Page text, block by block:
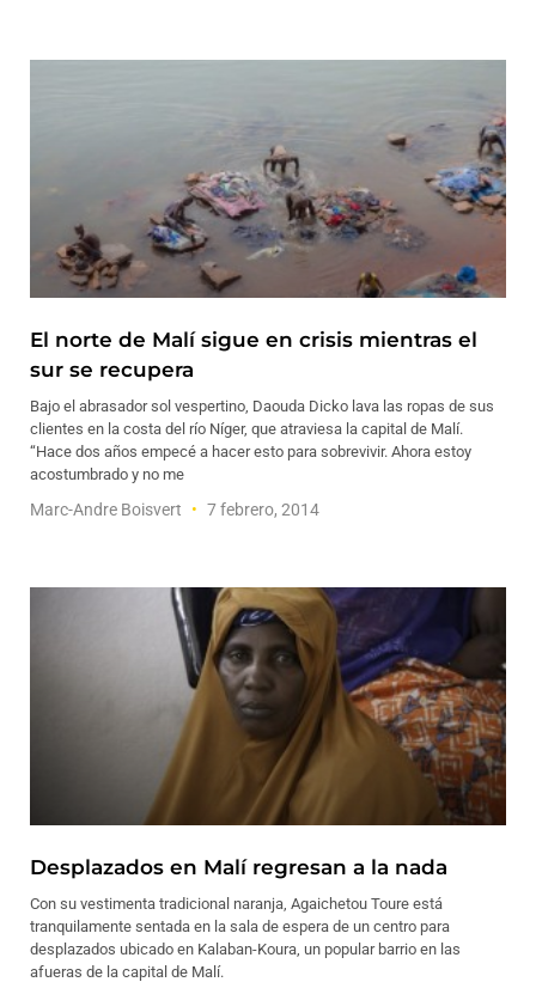
El norte de Malí sigue en crisis mientras el
sur se recupera
Bajo el abrasador sol vespertino, Daouda Dicko lava las ropas de sus
clientes en la costa del río Níger, que atraviesa la capital de Malí.
“Hace dos años empecé a hacer esto para sobrevivir. Ahora estoy
acostumbrado y no me
Marc-Andre Boisvert 7 febrero, 2014
Desplazados en Malí regresan a la nada
Con su vestimenta tradicional naranja, Agaichetou Toure está
tranquilamente sentada en la sala de espera de un centro para
desplazados ubicado en Kalaban-Koura, un popular barrio en las
afueras de la capital de Malí.